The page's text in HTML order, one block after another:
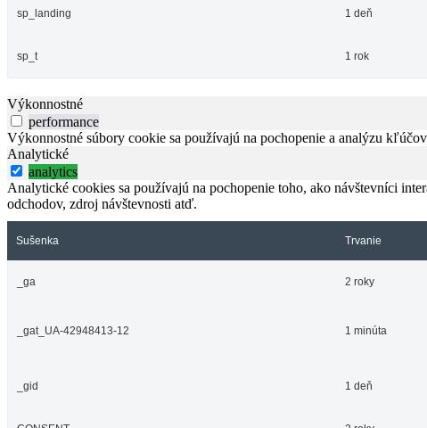
sp_landing 1 deň
sp_t 1 rok
Výkonnostné
performance
Výkonnostné súbory cookie sa používajú na pochopenie a analýzu
Analytické
analytics
Analytické cookies sa používajú na pochopenie toho, ako návštevníci
odchodov, zdroj návštevnosti atď.
Sušenka Trvanie
_ga 2 roky
_gat_UA-42948413-12 1 minúta
_gid 1 deň